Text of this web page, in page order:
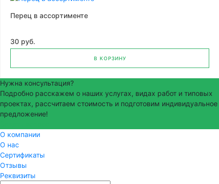
Перец в ассортименте
30 руб.
В КОРЗИНУ
Нужна консультация?
Подробно расскажем о наших услугах, видах работ и типовых
проектах, рассчитаем стоимость и подготовим индивидуальное
предложение!
О компании
О нас
Сертификаты
Отзывы
Реквизиты